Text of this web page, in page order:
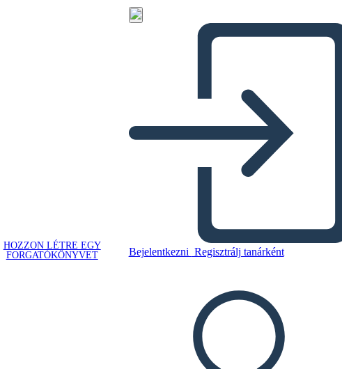
HOZZON LÉTRE EGY
FORGATÓKÖNYVET
Bejelentkezni Regisztrálj tanárként